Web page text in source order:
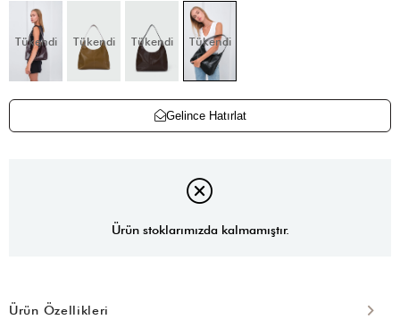
Tükendi Tükendi Tükendi Tükendi
Gelince Hatırlat
Ürün stoklarımızda kalmamıştır.
Ürün Özellikleri